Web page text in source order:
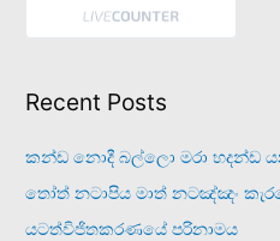
Recent Posts
කන්ඩ නොදී බල්ලො මරා හදන්ඩ
තෝත් නටාපිය මාත් නටඤ්ඤං
යටත්විජිතකරණයේ පරිනාමය